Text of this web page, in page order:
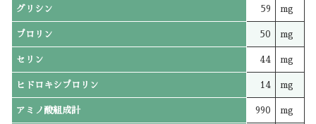
グリシン 59 mg
プロリン 50 mg
セリン 44 mg
ヒドロキシプロリン 14 mg
アミノ酸組成計 990 mg